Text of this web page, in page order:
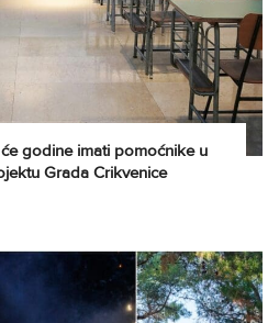
godine imati pomoćnike u
Grada Crikvenice